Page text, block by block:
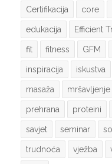
Certifikacija core
edukacija Efficient
fit fitness GFM
inspiracija iskustva
masaža mršavljenje
prehrana proteini
savjet seminar
trudnoća vježba